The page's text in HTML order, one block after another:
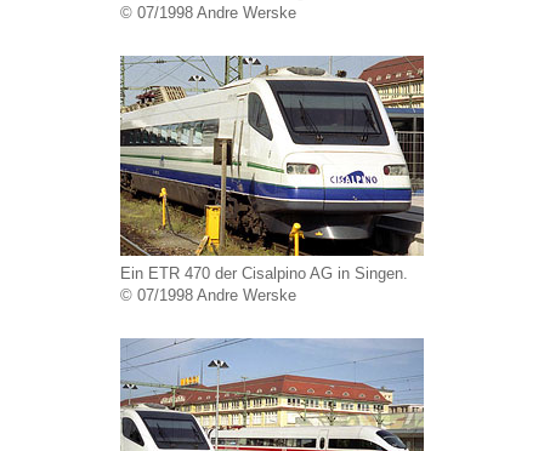
© 07/1998 Andre Werske
Ein ETR 470 der Cisalpino AG in Singen.
© 07/1998 Andre Werske